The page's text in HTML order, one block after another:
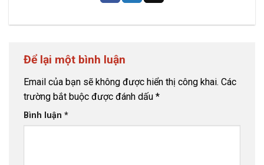
Để lại một bình luận
Email của bạn sẽ không được hiển thị công khai. Các
trường bắt buộc được đánh dấu *
Bình luận *